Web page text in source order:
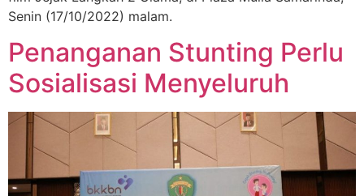
Senin (17/10/2022) malam.
Penanganan Stunting Perlu
Sosialisasi Menyeluruh